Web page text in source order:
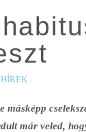
HÍREK
másképp
már veled,